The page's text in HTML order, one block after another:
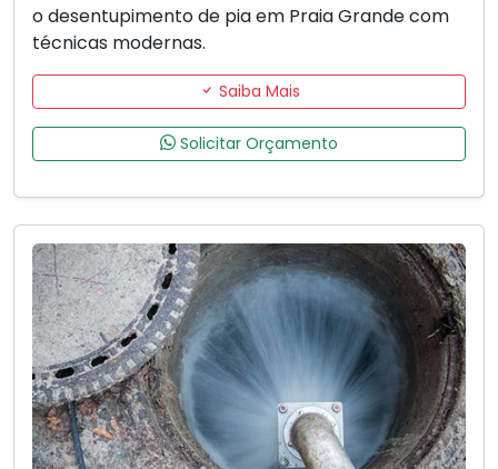
o desentupimento de pia em Praia Grande com
técnicas modernas.
Saiba Mais
Solicitar Orçamento